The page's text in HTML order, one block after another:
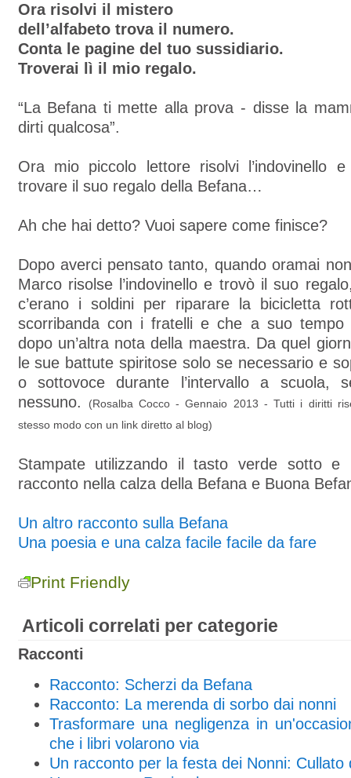
Ora risolvi il mistero
dell’alfabeto trova il numero.
Conta le pagine del tuo sussidiario.
Troverai lì il mio regalo.
“La Befana ti mette alla prova - disse la
dirti qualcosa”.
Ora mio piccolo lettore risolvi l’indovinello
trovare il suo regalo della Befana…
Ah che hai detto? Vuoi sapere come finisce?
Dopo averci pensato tanto, quando oramai
Marco risolse l’indovinello e trovò il suo
c’erano i soldini per riparare la bicicletta
scorribanda con i fratelli e che a suo tempo
dopo un’altra nota della maestra. Da quel
le sue battute spiritose solo se necessario e
o sottovoce durante l’intervallo a scuola,
nessuno.
(Rosalba Cocco - Gennaio 2013 - Tutti i diritti
stesso modo con un link diretto al blog)
Stampate utilizzando il tasto verde sotto e
racconto nella calza della Befana e Buona
Un altro racconto sulla Befana
Una poesia e una calza facile facile da fare
Print Friendly
Articoli correlati per categorie
Racconti
Racconto: Scherzi da Befana
Racconto: La merenda di sorbo dai nonni
Trasformare una negligenza in
che i libri volarono via
Un racconto per la festa dei Nonni: Cullato